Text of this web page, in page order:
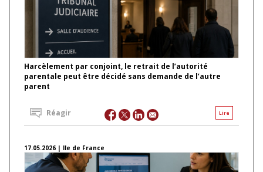
Harcèlement par conjoint, le retrait de l’autorité
parentale peut être décidé sans demande de l’autre
parent
Lire
Réagir
17.05.2026 | Ile de France